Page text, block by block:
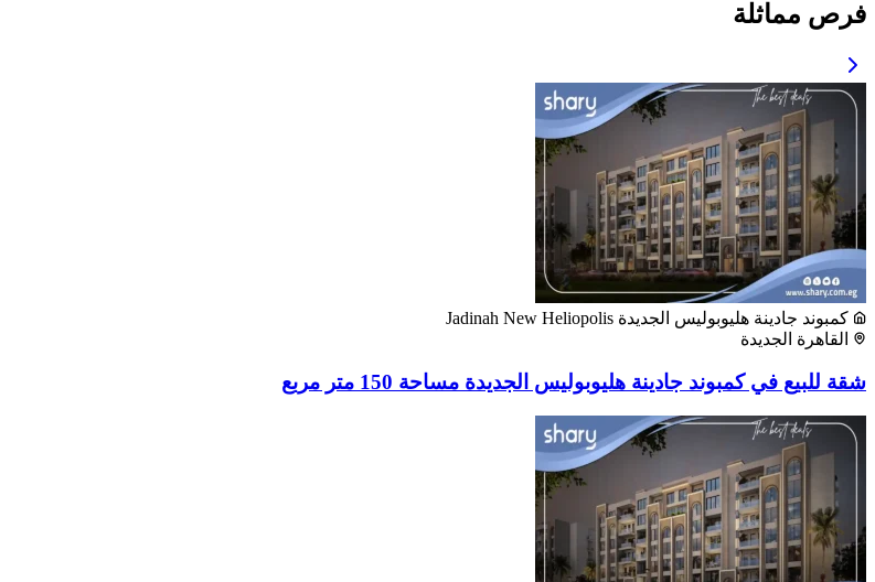
فرص مماثلة
كمبوند جادينة هليوبوليس الجديدة Jadinah New Heliopolis
القاهرة الجديدة
شقة للبيع في كمبوند جادينة هليوبوليس الجديدة مساحة 150 متر مربع